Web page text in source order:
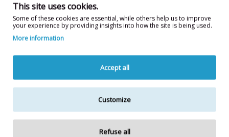
Συστατικά:AQUA, SODIUM LAURETH SULFATE, GLYCERIN,
SODIUM CHLORIDE, COCAMIDOPROPYL BETAINE, PARFUM,
PANTHENOL, GLYCOL DISTEARATE, ALOE BARBADENSIS LEAF
JUICE POWDER, GUAR HYDROXYPROPYLTRIMONIUM
HAMAMELIS VIRGINIANA LEAF WATER, LAURETH-10, BENZYL
ALCOHOL, BENZOIC ACID, PEG-200 HYDROGENATED GLYCERYL
PALMATE, ETHYLHEXYL SALICYLATE, DISODIUM EDTA, BUTYL
METHOXYDIBENZOYLMETHANE, SODIUM HYDROXIDE, SORBIC
ACID, POLYQUATERNIUM-7, CITRIC ACID, SODIUM BENZOATE,
POTASIUM SORBATE, HEXYL CINNAMAL , LINALOOL ,
CITRONELLOL , LIMONENE , COUMARIN , CI 42051, CI
This site uses cookies.
Some of these cookies are essential, while others help us to improve
your experience by providing insights into how the site is being used.
More information
Accept all
Customize
Refuse all